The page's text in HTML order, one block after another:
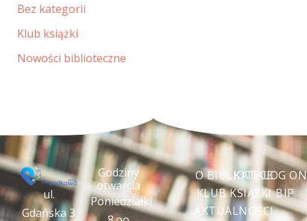
Bez kategorii
Klub książki
Nowości biblioteczne
ul.
Gdańska 3
Godziny
otwarcia
Poniedziałki
O BIBLIOTECE
KLUB KSIĄŻKI
AKTUALNOŚCI
KATALOG
BIP